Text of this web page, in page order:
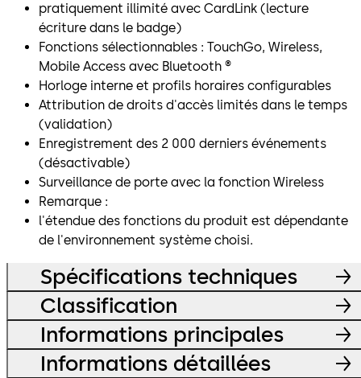
pratiquement illimité avec CardLink (lecture
écriture dans le badge)
Fonctions sélectionnables : TouchGo, Wireless,
Mobile Access avec Bluetooth ®
Horloge interne et profils horaires configurables
Attribution de droits d'accès limités dans le temps
(validation)
Enregistrement des 2 000 derniers événements
(désactivable)
Surveillance de porte avec la fonction Wireless
Remarque :
l'étendue des fonctions du produit est dépendante
de l'environnement système choisi.
Spécifications techniques
Classification
Informations principales
Informations détaillées